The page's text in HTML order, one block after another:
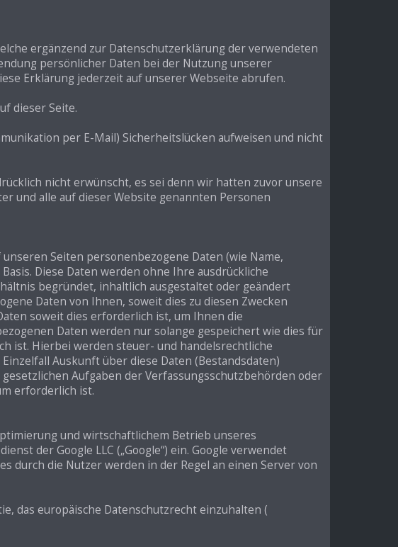
ergänzend zur Datenschutzerklärung der verwendeten
persönlicher Daten bei der Nutzung unserer
Erklärung jederzeit auf unserer Webseite abrufen.
dieser Seite.
per E-Mail) Sicherheitslücken aufweisen und nicht
nicht erwünscht, es sei denn wir hatten zuvor unsere
und alle auf dieser Website genannten Personen
Seiten personenbezogene Daten (wie Name,
Diese Daten werden ohne Ihre ausdrückliche
begründet, inhaltlich ausgestaltet oder geändert
Daten von Ihnen, soweit dies zu diesen Zwecken
soweit dies erforderlich ist, um Ihnen die
Daten werden nur solange gespeichert wie dies für
ist. Hierbei werden steuer- und handelsrechtliche
Auskunft über diese Daten (Bestandsdaten)
Aufgaben der Verfassungsschutzbehörden oder
erforderlich ist.
und wirtschaftlichem Betrieb unseres
der Google LLC („Google“) ein. Google verwendet
durch die Nutzer werden in der Regel an einen Server von
das europäische Datenschutzrecht einzuhalten (